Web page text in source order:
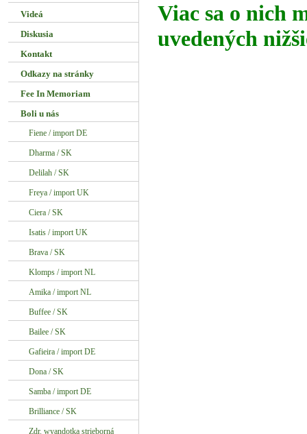
Viac sa o nich
uvedených
Videá
Diskusia
Kontakt
Odkazy na stránky
Fee In Memoriam
Boli u nás
Fiene / import DE
Dharma / SK
Delilah / SK
Freya / import UK
Ciera / SK
Isatis / import UK
Brava / SK
Klomps / import NL
Amika / import NL
Buffee / SK
Bailee / SK
Gafieira / import DE
Dona / SK
Samba / import DE
Brilliance / SK
Zdr. wyandotka strieborná